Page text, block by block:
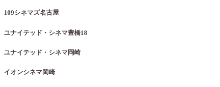
109シネマズ名古屋
ユナイテッド・シネマ豊橋18
ユナイテッド・シネマ岡崎
イオンシネマ岡崎